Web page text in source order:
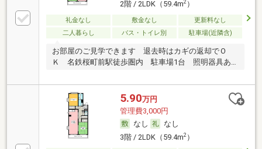
2階 / 2LDK（59.4m2）
礼金なし 敷金なし
更新料なし
二人暮らし
バス・トイレ別 駐車場(近隣含)
お部屋のご見学できます 退去時はカギの返却でＯ
Ｋ 名鉄桜町前駅徒歩圏内 駐車場1台 照明器具あ
5.90万円
管理費3,000円
なし
なし
3階 / 2LDK（59.4m2）